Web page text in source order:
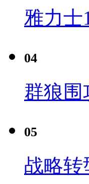
雅力士
04
群狼围
05
战略转